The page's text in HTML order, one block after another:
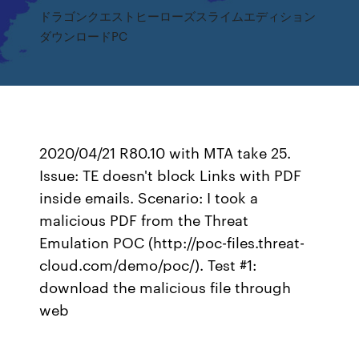
ドラゴンクエストヒーローズスライムエディション
ダウンロードPC
2020/04/21 R80.10 with MTA take 25.
Issue: TE doesn't block Links with PDF
inside emails. Scenario: I took a
malicious PDF from the Threat
Emulation POC (http://poc-files.threat-
cloud.com/demo/poc/). Test #1:
download the malicious file through
web